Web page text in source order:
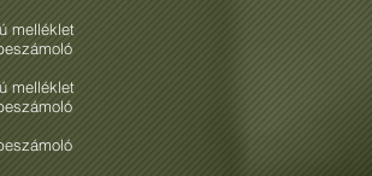
melléklet
melléklet